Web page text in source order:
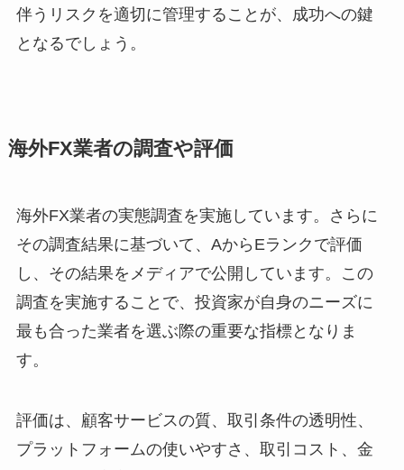
伴うリスクを適切に管理することが、成功への鍵
となるでしょう。
海外FX業者の調査や評価
海外FX業者の実態調査を実施しています。さらに
その調査結果に基づいて、AからEランクで評価
し、その結果をメディアで公開しています。この
調査を実施することで、投資家が自身のニーズに
最も合った業者を選ぶ際の重要な指標となりま
す。
評価は、顧客サービスの質、取引条件の透明性、
プラットフォームの使いやすさ、取引コスト、金